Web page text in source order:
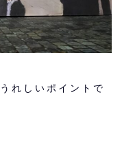
れしいポイントで